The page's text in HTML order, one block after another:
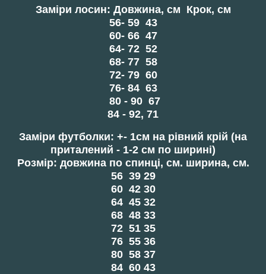
Заміри лосин: Довжина, см Крок, см
56- 59 43
60- 66 47
64- 72 52
68- 77 58
72- 79 60
76- 84 63
80 - 90 67
84 - 92, 71
Заміри футболки: +- 1см на рівний крій (на
приталений - 1-2 см по ширині)
Розмір: довжинапо спинці, см. ширина, см.
56 39 29
60 42 30
64 45 32
68 48 33
72 51 35
76 55 36
80 58 37
84 60 43